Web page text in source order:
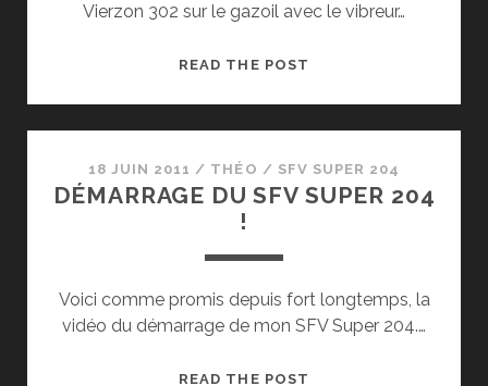
Vierzon 302 sur le gazoil avec le vibreur…
READ THE POST
302
18 JUIN 2011 / THÉO / SFV SUPER 204
DÉMARRAGE DU SFV SUPER 204
!
Voici comme promis depuis fort longtemps, la
vidéo du démarrage de mon SFV Super 204.…
READ THE POST